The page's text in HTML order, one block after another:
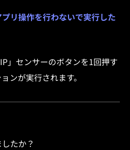
リ操作を行わないで実行した
」センサーのボタンを1回押す
ンが実行されます。
たか？